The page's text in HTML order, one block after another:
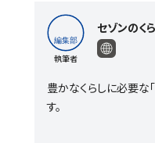
執筆者
セゾンのく
豊かなくらしに必要な
す。